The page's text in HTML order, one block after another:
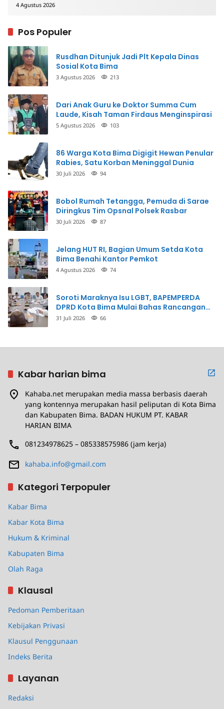
4 Agustus 2026
Pos Populer
Rusdhan Ditunjuk Jadi Plt Kepala Dinas
Sosial Kota Bima
3 Agustus 2026 213
Dari Anak Guru ke Doktor Summa Cum
Laude, Kisah Taman Firdaus Menginspirasi
5 Agustus 2026 103
86 Warga Kota Bima Digigit Hewan Penular
Rabies, Satu Korban Meninggal Dunia
30 Juli 2026 94
Bobol Rumah Tetangga, Pemuda di Sarae
Diringkus Tim Opsnal Polsek Rasbar
30 Juli 2026 87
Jelang HUT RI, Bagian Umum Setda Kota
Bima Benahi Kantor Pemkot
4 Agustus 2026 74
Soroti Maraknya Isu LGBT, BAPEMPERDA
DPRD Kota Bima Mulai Bahas Rancangan
Perda Pencegahan
31 Juli 2026 66
Kabar harian bima
Kahaba.net merupakan media massa berbasis daerah
yang kontennya merupakan hasil peliputan di Kota Bima
dan Kabupaten Bima. BADAN HUKUM PT. KABAR
HARIAN BIMA
081234978625 – 085338575986 (jam kerja)
kahaba.info@gmail.com
Kategori Terpopuler
Kabar Bima
Kabar Kota Bima
Hukum & Kriminal
Kabupaten Bima
Olah Raga
Klausal
Pedoman Pemberitaan
Kebijakan Privasi
Klausul Penggunaan
Indeks Berita
Layanan
Redaksi